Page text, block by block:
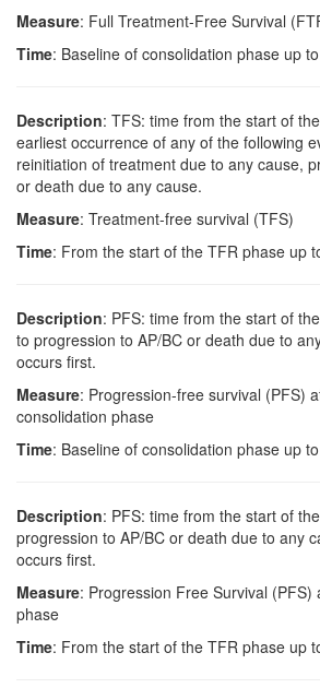
Measure: Full Treatment-Free Survival
Time: Baseline of consolidation phase up
Description: TFS: time from the start of
earliest occurrence of any of the following
reinitiation of treatment due to any cause,
or death due to any cause.
Measure: Treatment-free survival (TFS)
Time: From the start of the TFR phase up
Description: PFS: time from the start of
to progression to AP/BC or death due to
occurs first.
Measure: Progression-free survival (PFS)
consolidation phase
Time: Baseline of consolidation phase up
Description: PFS: time from the start of
progression to AP/BC or death due to any
occurs first.
Measure: Progression Free Survival
phase
Time: From the start of the TFR phase up